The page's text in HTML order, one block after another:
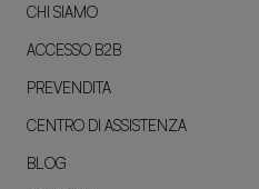
CHI SIAMO
ACCESSO B2B
PREVENDITA
CENTRO DI ASSISTENZA
BLOG